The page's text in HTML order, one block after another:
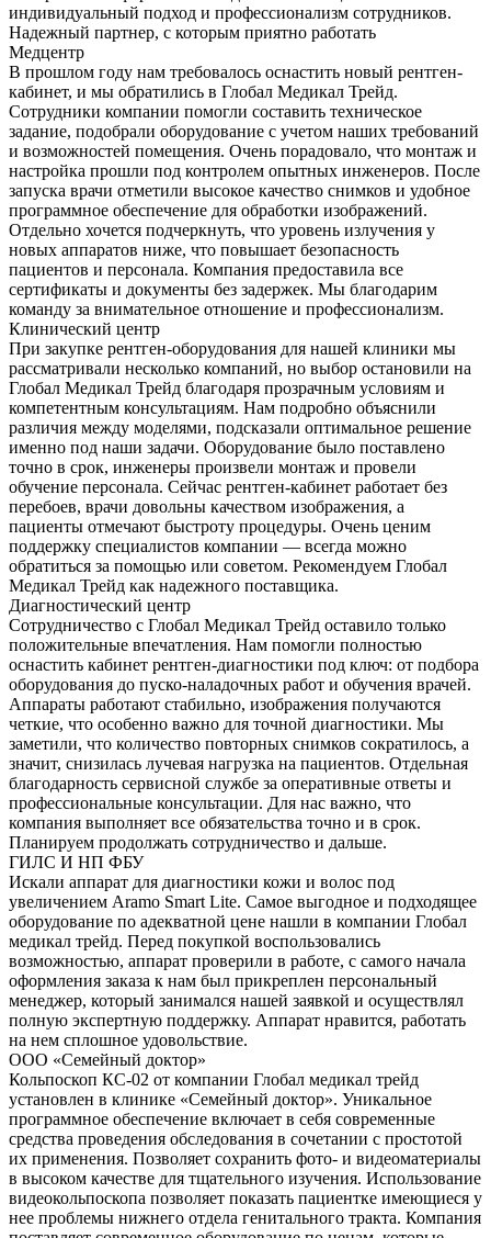
индивидуальный подход и профессионализм сотрудников.
Надежный партнер, с которым приятно работать
Медцентр
В прошлом году нам требовалось оснастить новый рентген-
кабинет, и мы обратились в Глобал Медикал Трейд.
Сотрудники компании помогли составить техническое
задание, подобрали оборудование с учетом наших требований
и возможностей помещения. Очень порадовало, что монтаж и
настройка прошли под контролем опытных инженеров. После
запуска врачи отметили высокое качество снимков и удобное
программное обеспечение для обработки изображений.
Отдельно хочется подчеркнуть, что уровень излучения у
новых аппаратов ниже, что повышает безопасность
пациентов и персонала. Компания предоставила все
сертификаты и документы без задержек. Мы благодарим
команду за внимательное отношение и профессионализм.
Клинический центр
При закупке рентген-оборудования для нашей клиники мы
рассматривали несколько компаний, но выбор остановили на
Глобал Медикал Трейд благодаря прозрачным условиям и
компетентным консультациям. Нам подробно объяснили
различия между моделями, подсказали оптимальное решение
именно под наши задачи. Оборудование было поставлено
точно в срок, инженеры произвели монтаж и провели
обучение персонала. Сейчас рентген-кабинет работает без
перебоев, врачи довольны качеством изображения, а
пациенты отмечают быстроту процедуры. Очень ценим
поддержку специалистов компании — всегда можно
обратиться за помощью или советом. Рекомендуем Глобал
Медикал Трейд как надежного поставщика.
Диагностический центр
Сотрудничество с Глобал Медикал Трейд оставило только
положительные впечатления. Нам помогли полностью
оснастить кабинет рентген-диагностики под ключ: от подбора
оборудования до пуско-наладочных работ и обучения врачей.
Аппараты работают стабильно, изображения получаются
четкие, что особенно важно для точной диагностики. Мы
заметили, что количество повторных снимков сократилось, а
значит, снизилась лучевая нагрузка на пациентов. Отдельная
благодарность сервисной службе за оперативные ответы и
профессиональные консультации. Для нас важно, что
компания выполняет все обязательства точно и в срок.
Планируем продолжать сотрудничество и дальше.
ГИЛС И НП ФБУ
Искали аппарат для диагностики кожи и волос под
увеличением Aramo Smart Lite. Самое выгодное и подходящее
оборудование по адекватной цене нашли в компании Глобал
медикал трейд. Перед покупкой воспользовались
возможностью, аппарат проверили в работе, с самого начала
оформления заказа к нам был прикреплен персональный
менеджер, который занимался нашей заявкой и осуществлял
полную экспертную поддержку. Аппарат нравится, работать
на нем сплошное удовольствие.
ООО «Семейный доктор»
Кольпоскоп КС-02 от компании Глобал медикал трейд
установлен в клинике «Семейный доктор». Уникальное
программное обеспечение включает в себя современные
средства проведения обследования в сочетании с простотой
их применения. Позволяет сохранить фото- и видеоматериалы
в высоком качестве для тщательного изучения. Использование
видеокольпоскопа позволяет показать пациентке имеющиеся у
нее проблемы нижнего отдела генитального тракта. Компания